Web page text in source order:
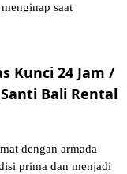
saat
Kunci 24 Jam /
Bali Rental
dengan armada
prima dan menjadi